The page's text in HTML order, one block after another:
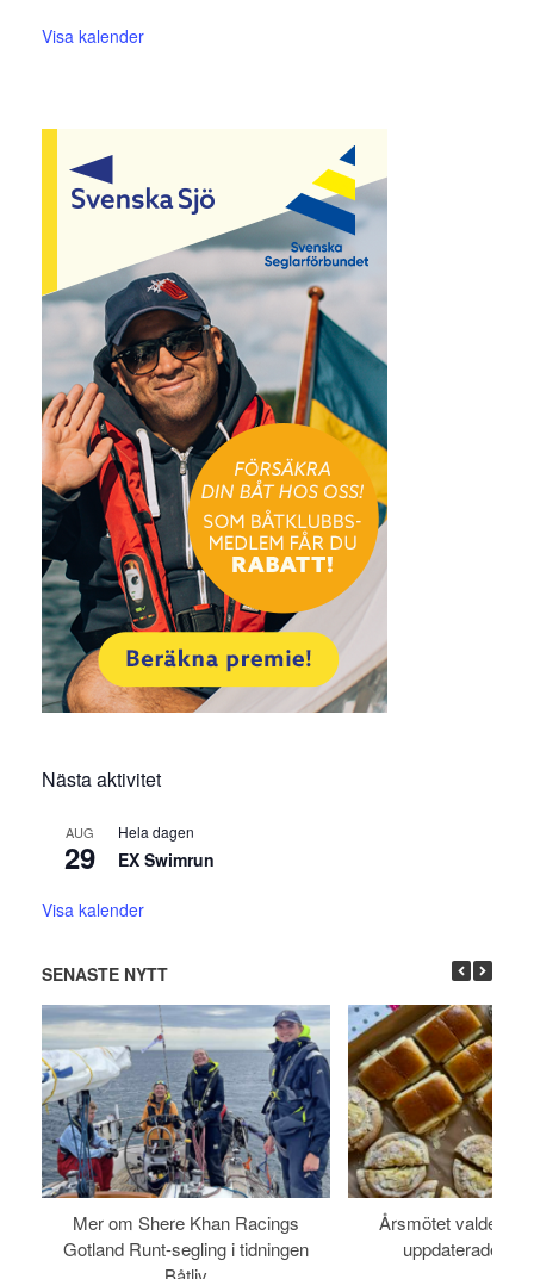
Visa kalender
Nästa aktivitet
AUG
29
Hela dagen
EX Swimrun
Visa kalender
SENASTE NYTT
Mer om Shere Khan Racings
Gotland Runt-segling i tidningen
Årsmötet valde
uppdaterade